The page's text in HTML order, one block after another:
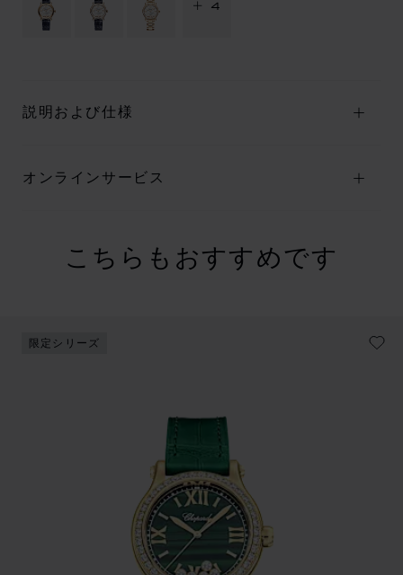
+ 4
説明および仕様
オンラインサービス
こちらもおすすめです
限定シリーズ